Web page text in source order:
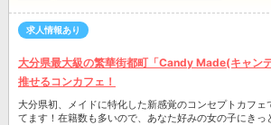
求人情報あり
大分県最大級の繁華街都町「Candy Made(キャン
推せるコンカフェ！
大分県初、メイドに特化した新感覚のコンセプトカフェ
てます！在籍数も多いので、あなた好みの女の子にき